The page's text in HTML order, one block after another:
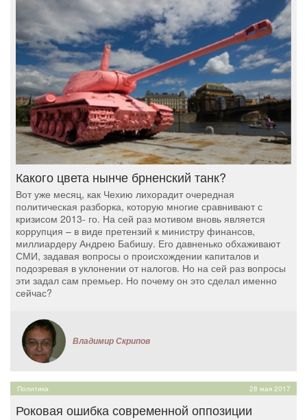
Какого цвета нынче брненский танк?
Вот уже месяц, как Чехию лихорадит очередная
политическая разборка, которую многие сравнивают с
кризисом 2013- го. На сей раз мотивом вновь является
коррупция – в виде претензий к министру финансов,
миллиардеру Андрею Бабишу. Его давненько обхаживают
СМИ, задавая вопросы о происхождении капиталов и
подозревая в уклонении от налогов. Но на сей раз вопросы
эти задал сам премьер. Но почему он это сделал именно
сейчас?
Владимир Скрипов
Политика 28 мая 2017
Роковая ошибка современной оппозиции